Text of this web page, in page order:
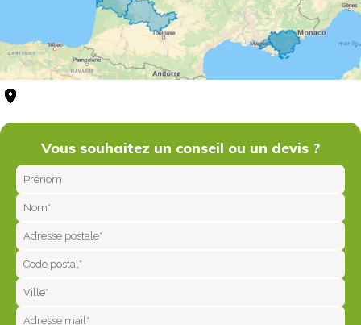
Vous souhaitez un conseil ou un devis ?